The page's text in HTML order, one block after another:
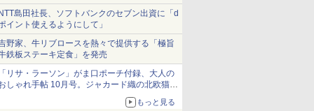
島田社長、ソフトバンクのセブン出資に「d
イント使えるようにして」
野家、牛リブロースを熱々で提供する「極旨
鉄板ステーキ定食」を発売
リサ・ラーソン」がま口ポーチ付録、大人の
しゃれ手帖 10月号。ジャカード織の北欧猫デ
もっと見る